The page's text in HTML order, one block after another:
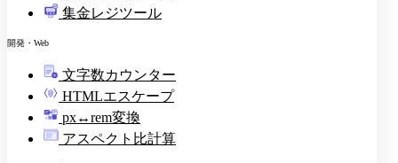
集金レジツール
開発・Web
文字数カウンター
HTMLエスケープ
px↔rem変換
アスペクト比計算